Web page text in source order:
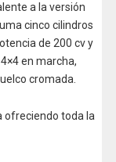
a la versión
cinco cilindros
de 200 cv y
en marcha,
cromada.
ofreciendo toda la